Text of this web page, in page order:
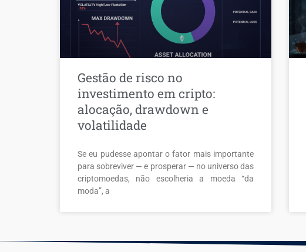
Gestão de risco no
investimento em cripto:
alocação, drawdown e
volatilidade
Se eu pudesse apontar o fator mais importante
para sobreviver — e prosperar — no universo das
criptomoedas, não escolheria a moeda “da
moda”, a